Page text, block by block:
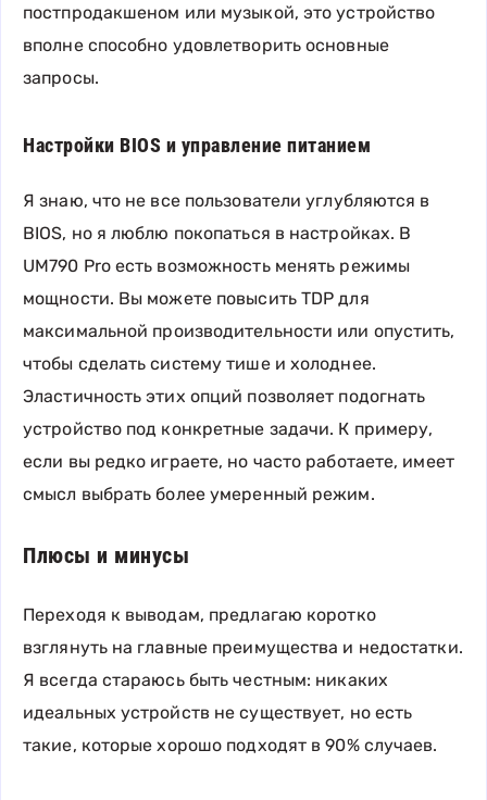
постпродакшеном или музыкой, это устройство
вполне способно удовлетворить основные
запросы.
Настройки BIOS и управление питанием
Я знаю, что не все пользователи углубляются в
BIOS, но я люблю покопаться в настройках. В
UM790 Pro есть возможность менять режимы
мощности. Вы можете повысить TDP для
максимальной производительности или опустить,
чтобы сделать систему тише и холоднее.
Эластичность этих опций позволяет подогнать
устройство под конкретные задачи. К примеру,
если вы редко играете, но часто работаете, имеет
смысл выбрать более умеренный режим.
Плюсы и минусы
Переходя к выводам, предлагаю коротко
взглянуть на главные преимущества и недостатки.
Я всегда стараюсь быть честным: никаких
идеальных устройств не существует, но есть
такие, которые хорошо подходят в 90% случаев.